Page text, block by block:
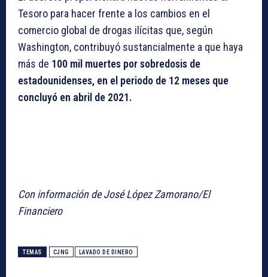
Tesoro para hacer frente a los cambios en el
comercio global de drogas ilícitas que, según
Washington, contribuyó sustancialmente a que haya
más de 100 mil muertes por sobredosis de
estadounidenses, en el periodo de 12 meses que
concluyó en abril de 2021.
Con información de José López Zamorano/El
Financiero
TEMAS CJNG LAVADO DE DINERO